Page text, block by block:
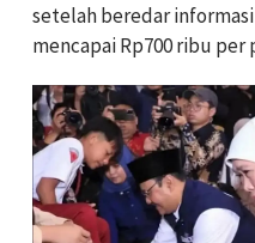
setelah beredar
mencapai Rp700 ribu per